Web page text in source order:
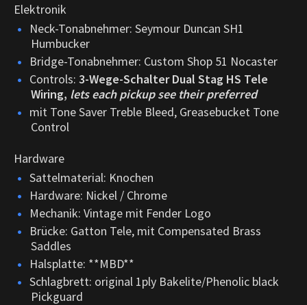
Elektronik
Neck-Tonabnehmer: Seymour Duncan SH1
Humbucker
Bridge-Tonabnehmer: Custom Shop 51 Nocaster
Controls: 3-Wege-Schalter Dual Stag HS Tele
Wiring, lets each pickup see their preferred
mit Tone Saver Treble Bleed, Greasebucket Tone
Control
Hardware
Sattelmaterial: Knochen
Hardware: Nickel / Chrome
Mechanik: Vintage mit Fender Logo
Brücke: Gatton Tele, mit Compensated Brass
Saddles
Halsplatte: **MBD**
Schlagbrett: original 1ply Bakelite/Phenolic black
Pickguard